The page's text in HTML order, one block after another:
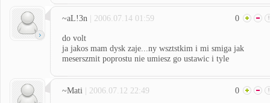
~aL!3n | 2006.07.14 01:59 0
do volt
ja jakos mam dysk zaje...ny wsztstkim i mi smiga jak
meserszmit poprostu nie umiesz go ustawic i tyle
~Mati | 2006.07.12 22:49 0